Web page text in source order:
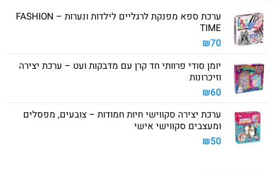
ערכת ספא מפנקת לרגליים לילדות ונערות – FASHION
TIME
₪70
יומן סודי פרוותי חד קרן עם מדבקות ועט – ערכת יצירה
וזיכרונות
₪60
ערכת יצירה סקווישי חיות חמודות – צובעים, מפסלים
ומעצבים סקווישי אישי
₪50